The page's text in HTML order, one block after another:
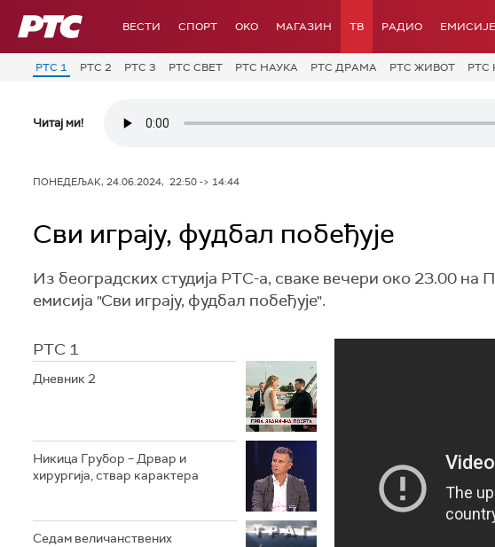
РТС ВЕСТИ СПОРТ OKO МАГАЗИН ТВ РАДИО ЕМИСИЈЕ
РТС 1 РТС 2 РТС 3 РТС СВЕТ РТС НАУКА РТС ДРАМА РТС ЖИВОТ РТС
Читај ми!
ПОНЕДЕЉАК, 24.06.2024, 22:50 -> 14:44
Сви играју, фудбал побеђује
Из београдских студија РТС-а, сваке вечери око 23.00 на
емисија "Сви играју, фудбал побеђује".
РТС 1
Дневник 2
Никица Грубор – Дрвар и
хирургија, ствар карактера
Седам величанствених